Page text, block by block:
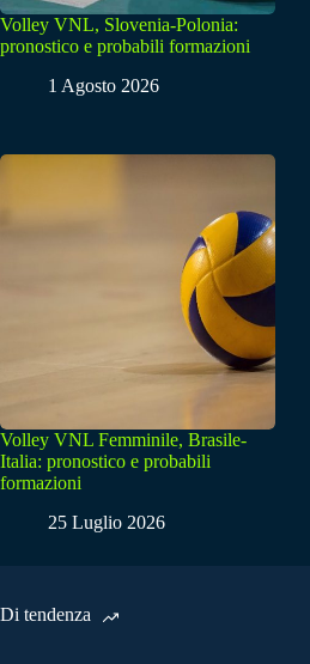
Volley VNL, Slovenia-Polonia:
pronostico e probabili formazioni
1 Agosto 2026
Volley VNL Femminile, Brasile-
Italia: pronostico e probabili
formazioni
25 Luglio 2026
Di tendenza